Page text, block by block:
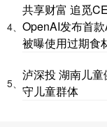
4、
共享财富 追觅
OpenAI发布首款
被曝使用过期食
5、
泸深投 湖南儿
守儿童群体